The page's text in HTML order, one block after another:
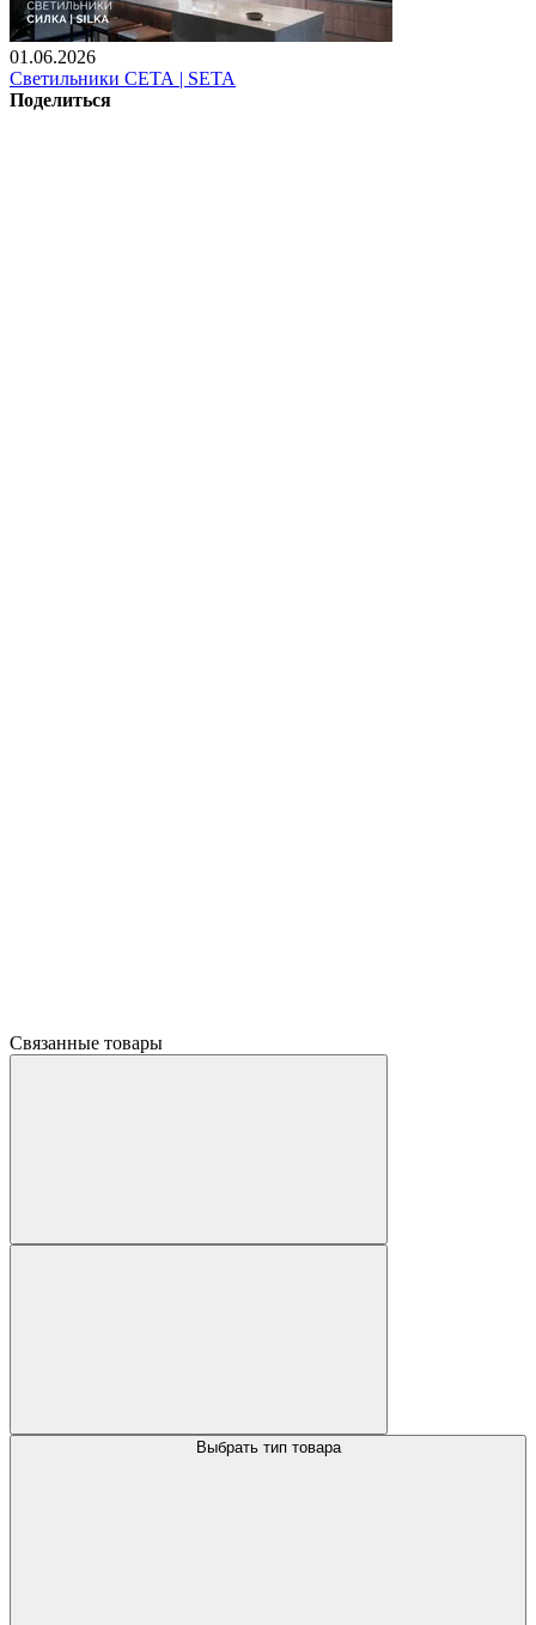
01.06.2026
Светильники СЕТА | SETA
Поделиться
Связанные товары
Выбрать тип товара